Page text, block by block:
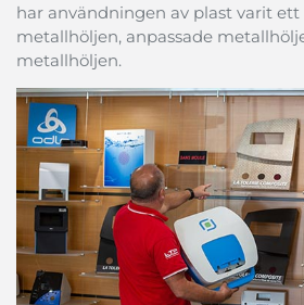
har användningen av plast varit ett
metallhöljen, anpassade
metallhöljen.